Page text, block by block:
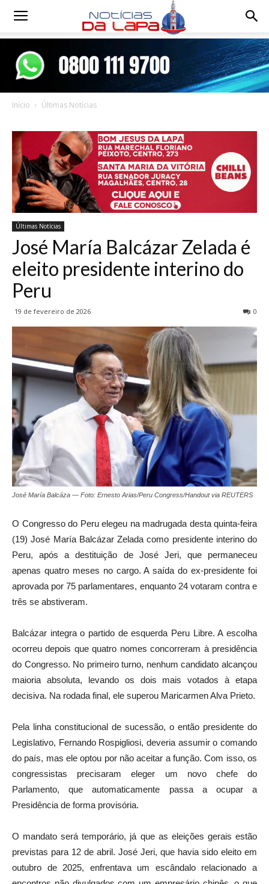
Notícias
Início Últimas Notícias
Últimas Notícias
José María Balcázar Zelada é
eleito presidente interino do
Peru
19 de fevereiro de 2026 0
José María Balcáza — Foto: Ernesto Arias/Peru Congress/Handout via REUTERS
O Congresso do Peru elegeu na madrugada desta quinta-feira
(19) José María Balcázar Zelada como presidente interino do
Peru, após a destituição de José Jeri, que permaneceu
apenas quatro meses no cargo. A saída do ex-presidente foi
aprovada por 75 parlamentares, enquanto 24 votaram contra e
três se abstiveram.
Balcázar integra o partido de esquerda Peru Libre. A escolha
ocorreu depois que quatro nomes concorreram à presidência
do Congresso. No primeiro turno, nenhum candidato alcançou
maioria absoluta, levando os dois mais votados à etapa
decisiva. Na rodada final, ele superou Maricarmen Alva Prieto.
Pela linha constitucional de sucessão, o então presidente do
Legislativo, Fernando Rospigliosi, deveria assumir o comando
do país, mas ele optou por não aceitar a função. Com isso, os
congressistas precisaram eleger um novo chefe do
Parlamento, que automaticamente passa a ocupar a
Presidência de forma provisória.
O mandato será temporário, já que as eleições gerais estão
previstas para 12 de abril. José Jeri, que havia sido eleito em
outubro de 2025, enfrentava um escândalo relacionado a